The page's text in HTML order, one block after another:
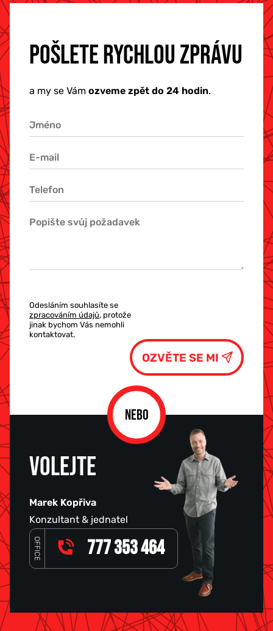
POŠLETE RYCHLOU ZPRÁVU
a my se Vám ozveme zpět do 24 hodin.
Odesláním souhlasíte se
zpracováním údajů, protože
jinak bychom Vás nemohli
kontaktovat.
NEBO
VOLEJTE
Marek Kopřiva
Konzultant & jednatel
OFFICE 777 353 464